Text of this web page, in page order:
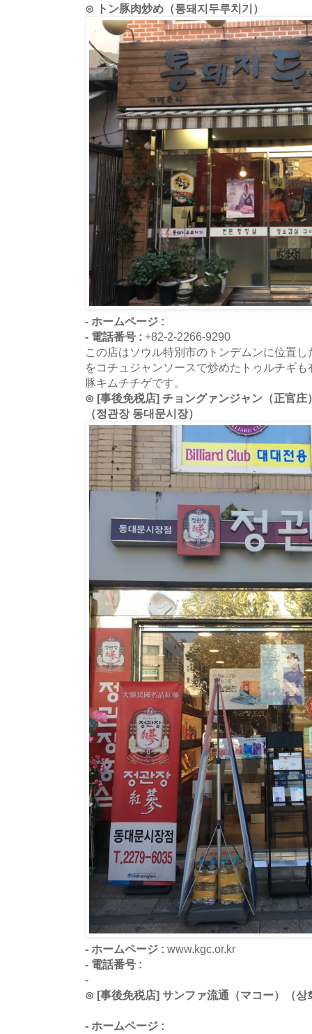
⊙ トン豚肉炒め（통돼지두루치기）
- ホームページ :
- 電話番号 : +82-2-2266-9290
この店はソウル特別市のトンデムンに位置
をコチュジャンソースで炒めたトゥルチギ
豚キムチチゲです。
⊙ [事後免税店] チョングァンジャン（正官庄
（정관장 동대문시장）
- ホームページ : www.kgc.or.kr
- 電話番号 :
-
⊙ [事後免税店] サンファ流通（マコー）（상
- ホームページ :